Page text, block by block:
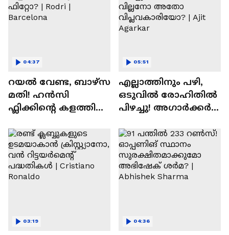
റയല്‍ വേണ്ട, ബാഴ്‌സ
മതി! ഹൻസി
ഫ്ലിക്കിന്റെ കളത്തില്‍
Rodri | Barcelona
04:37
എല്ലാത്തിനും പഴി,
ഒടുവില്‍ രോഹിതില്‍
പിഴച്ചു! അഗാര്‍ക്കർ
വിപ്ലവകാരിയോ? |
Ajit Agarkar
05:51
03:19 04:36